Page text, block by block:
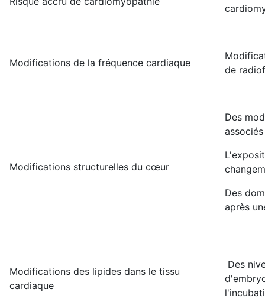
Modifications de la fréquence cardiaque
de
Modifications structurelles du cœur
Des
Des
après
Modifications des lipides dans le tissu
cardiaque
Des